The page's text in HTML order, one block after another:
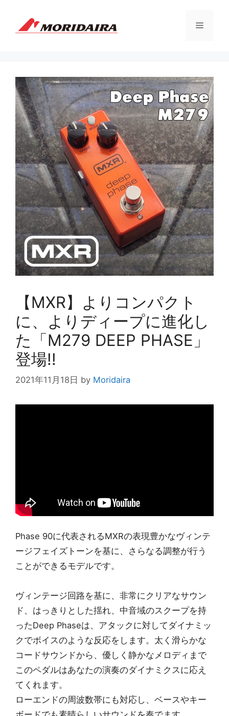
メ
ュ
ー
【MXR】よりコンパクト
に、よりディープに進化し
た「M279 DEEP PHASE」
登場!!
2021年11月18日 by Moridaira
Phase 90に代表されるMXRの表現豊かなヴィンテ
ージフェイズトーンを基に、さらなる調整が行う
ことができるモデルです。
ヴィンテージ回路を基に、非常にクリアなサウン
ド、はっきりとした揺れ、中音域のスクープを持
ったDeep Phaseは、アタックに対してダイナミッ
クでボイスのような反応をします。太く滑らかな
コードサウンドから、優しく静かなメロディまで
このペダルはあなたの演奏のダイナミクスに応え
てくれます。
ローエンドの周波数帯にも対応し、ベースやキー